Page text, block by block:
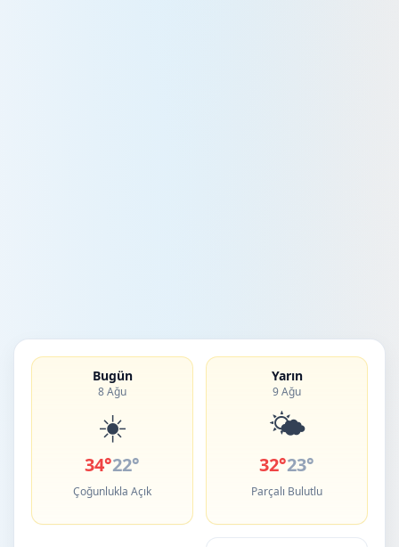
Bugün
8 Ağu
☀️
34°22°
Çoğunlukla Açık
Yarın
9 Ağu
🌤️
32°23°
Parçalı Bulutlu